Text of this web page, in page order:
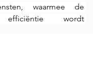
waarmee de
efficiëntie wordt